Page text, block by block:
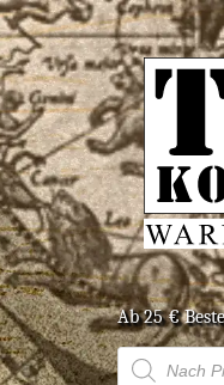
Ab 25 €
Products
search